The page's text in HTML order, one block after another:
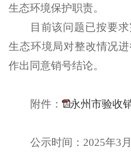
生态环境保护职责。
目前该问题已按要
生态环境局对整改情况
作出同意销号结论。
附件： 永州市验收
公示时间： 2025年3月